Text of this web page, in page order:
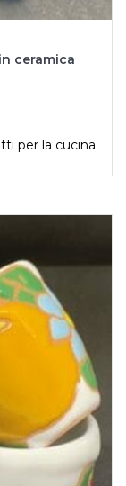
ceramica
per la cucina